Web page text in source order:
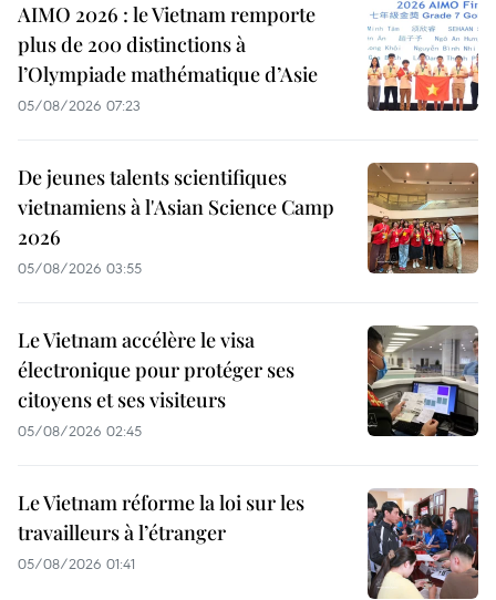
AIMO 2026 : le Vietnam remporte
plus de 200 distinctions à
l’Olympiade mathématique d’Asie
05/08/2026 07:23
De jeunes talents scientifiques
vietnamiens à l'Asian Science Camp
2026
05/08/2026 03:55
Le Vietnam accélère le visa
électronique pour protéger ses
citoyens et ses visiteurs
05/08/2026 02:45
Le Vietnam réforme la loi sur les
travailleurs à l’étranger
05/08/2026 01:41